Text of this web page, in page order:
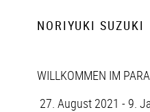
NORIYUKI SUZUKI
WILLKOMMEN IM
27. August 2021 - 9.